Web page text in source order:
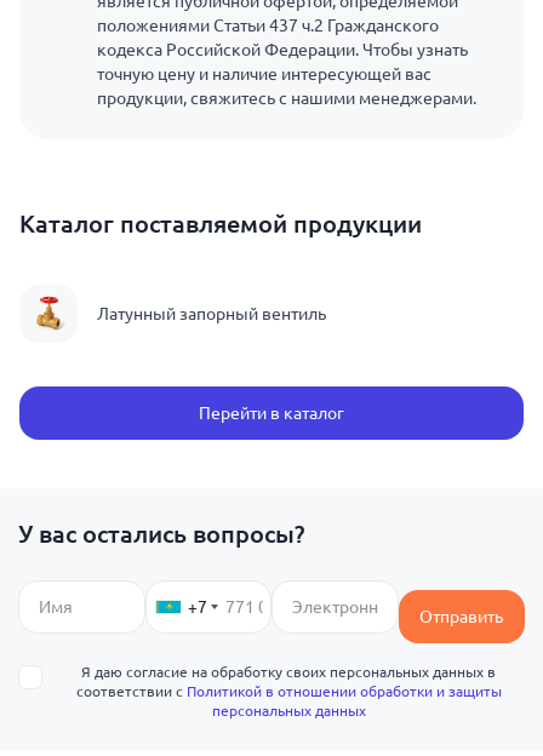
положениями Статьи 437 ч.2 Гражданского
кодекса Российской Федерации. Чтобы узнать
точную цену и наличие интересующей вас
продукции, свяжитесь с нашими менеджерами.
Каталог поставляемой продукции
Латунный запорный вентиль
Перейти в каталог
У вас остались вопросы?
+7 Отправить
Я даю согласие на обработку своих персональных данных в
соответствии с Политикой в отношении обработки и защиты
персональных данных